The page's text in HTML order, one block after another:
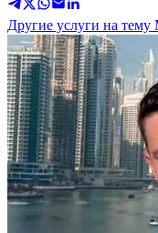
Другие услуги на тему